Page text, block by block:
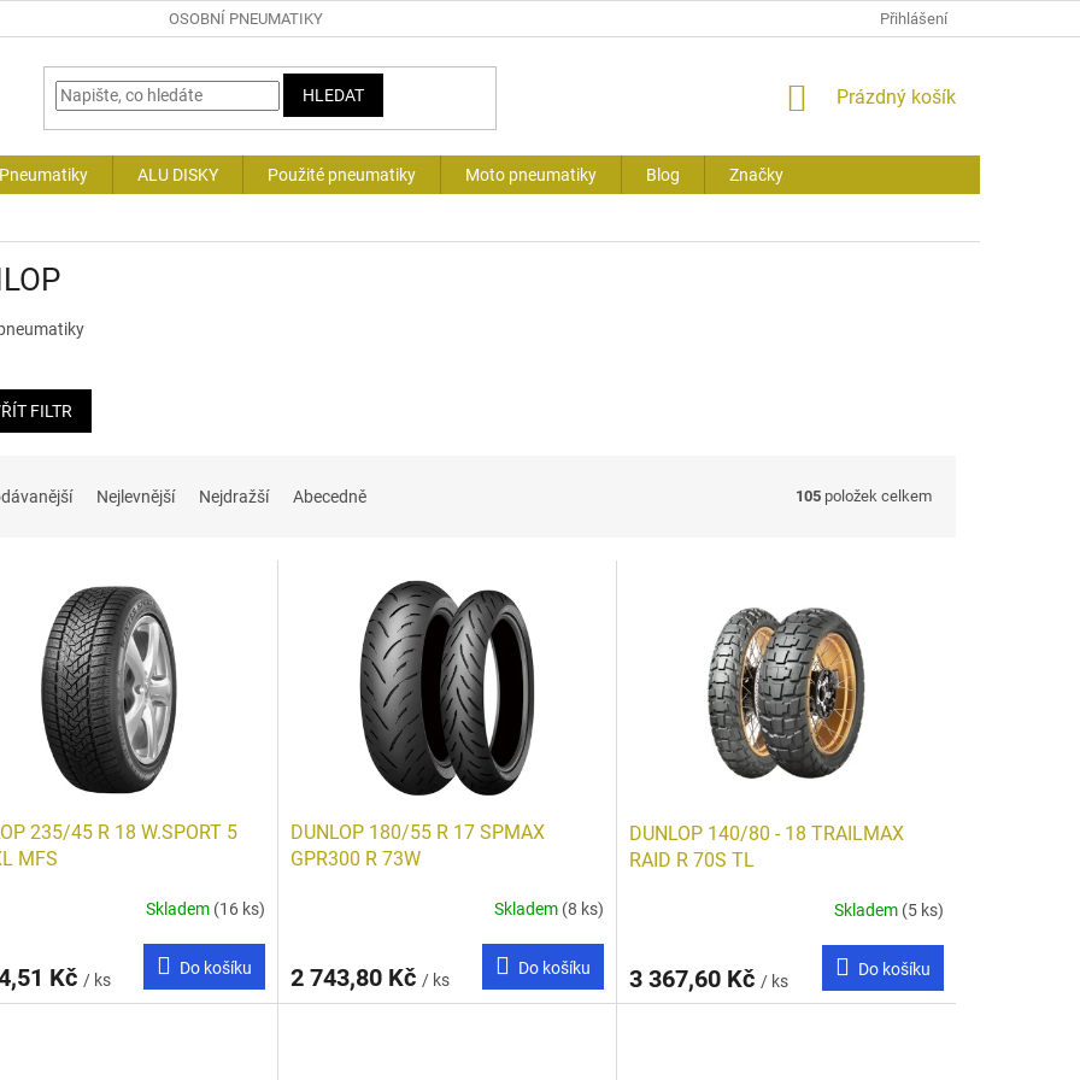
OSOBNÍ PNEUMATIKY Přihlášení
HLEDAT
NÁKUPNÍ
Prázdný košík
ALU DISKY Použité pneumatiky Moto pneumatiky Blog Značky
FILTR
Nejlevnější Nejdražší Abecedně 105 položek celkem
235/45 R 18 W.SPORT 5
MFS
Skladem (16 ks)
Kč / ks
Do košíku
DUNLOP 180/55 R 17 SPMAX
GPR300 R 73W
Skladem (8 ks)
2 743,80 Kč / ks
Do košíku
DUNLOP 140/80 - 18 TRAILMAX
RAID R 70S TL
Skladem (5 ks)
3 367,60 Kč / ks
Do košíku